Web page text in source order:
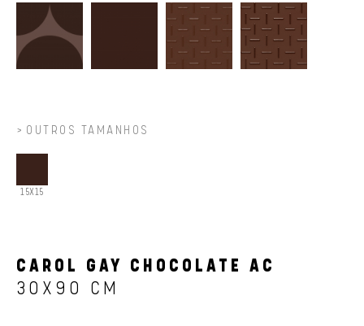
OUTROS TAMANHOS
15X15
CAROL GAY CHOCOLATE AC
30X90 CM